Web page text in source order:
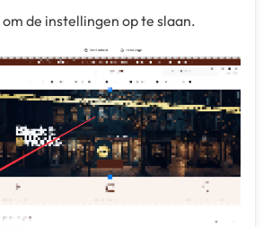
om de instellingen op te slaan.